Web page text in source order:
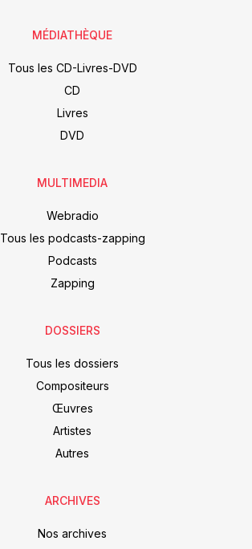
MÉDIATHÈQUE
Tous les CD-Livres-DVD
CD
Livres
DVD
MULTIMEDIA
Webradio
Tous les podcasts-zapping
Podcasts
Zapping
DOSSIERS
Tous les dossiers
Compositeurs
Œuvres
Artistes
Autres
ARCHIVES
Nos archives